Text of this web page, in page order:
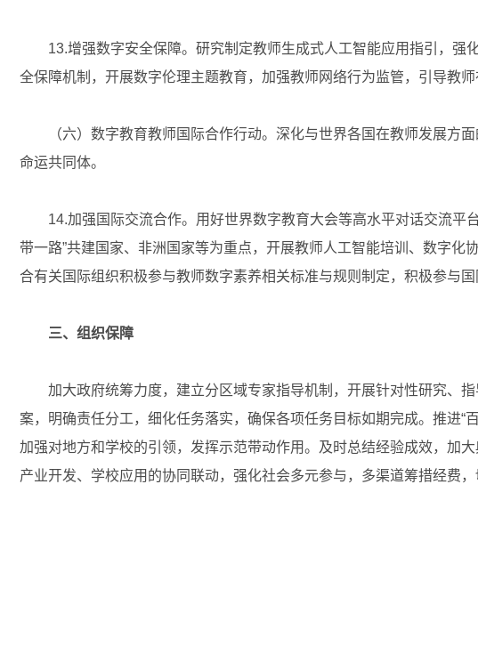
13.增强数字安全保障。研究制定教师生成式人工智能应用指引，强
全保障机制，开展数字伦理主题教育，加强教师网络行为监管，引导教
（六）数字教育教师国际合作行动。深化与世界各国在教师发展方面
命运共同体。
14.加强国际交流合作。用好世界数字教育大会等高水平对话交流平
带一路”共建国家、非洲国家等为重点，开展教师人工智能培训、数字
合有关国际组织积极参与教师数字素养相关标准与规则制定，积极参与
三、组织保障
加大政府统筹力度，建立分区域专家指导机制，开展针对性研究、指
案，明确责任分工，细化任务落实，确保各项任务目标如期完成。推进“
加强对地方和学校的引领，发挥示范带动作用。及时总结经验成效，加
产业开发、学校应用的协同联动，强化社会多元参与，多渠道筹措经费，